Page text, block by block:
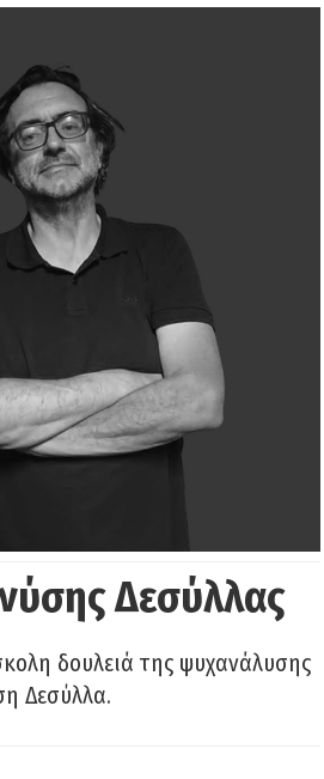
Δεσύλλας
δουλειά της ψυχανάλυσης
Δεσύλλα.